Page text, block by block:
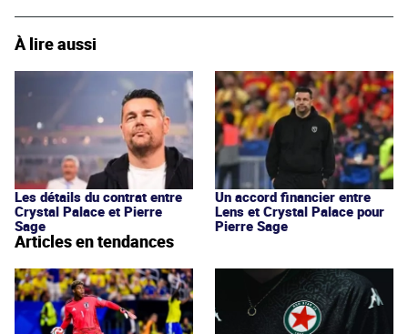
À lire aussi
Les détails du contrat entre
Crystal Palace et Pierre
Sage
Un accord financier entre
Lens et Crystal Palace pour
Pierre Sage
Articles en tendances